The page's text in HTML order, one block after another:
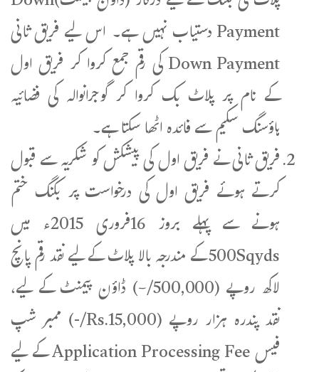
Payment دستیاب نہیں ہے۔ اس لیے فریق ثانی
Down Payment کی رقم جمع کروا کر فریق اول
کے نام پر پلاٹ بک کروا کر گوجرانوالہ کی فضائیہ
ہاؤسنگ سکیم سے فائدہ اٹھا سکتا ہے۔
فریق ثانی نے فریق اول کی پیشکش کو شکریہ سے قبول
کرتے ہوئے فریق اول کی درخواست پر بکنگ ختم
ہونے سے پہلے بروز 16فروری 2015ء میں
500Sqyds کے مندرجہ بالا پلاٹ کے لیے نقد رقم پانچ
لاکھ روپے (500,000/-) ڈاؤن پیمنٹ کے لیے،
نقد پندرہ ہزار روپے (Rs.15,000/-) ممبر شپ
فیس Application Processing Fee کے لیے